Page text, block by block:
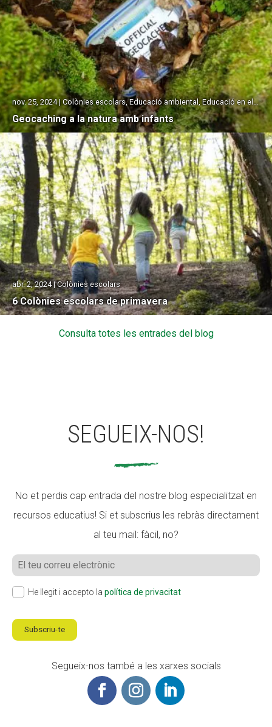
Geocaching a la natura amb infants
nov. 25, 2024 | Colònies escolars, Educació ambiental, Educació en el lleure, Sortides escolars
6 Colònies escolars de primavera
abr. 2, 2024 | Colònies escolars
Consulta totes les entrades del blog
SEGUEIX-NOS!
No et perdis cap entrada del nostre blog especialitzat en
recursos educatius! Si et subscrius les rebràs directament
al teu mail: fàcil, no?
He llegit i accepto la política de privacitat
Subscriu-te
Segueix-nos també a les xarxes socials